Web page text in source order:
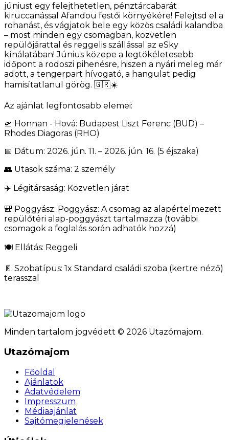
júniust egy felejthetetlen, pénztárcabarát
kiruccanással Afandou festői környékére! Felejtsd el a
rohanást, és vágjatok bele egy közös családi kalandba
– most minden egy csomagban, közvetlen
repülőjárattal és reggelis szállással az eSky
kínálatában! Június közepe a legtökéletesebb
időpont a rodoszi pihenésre, hiszen a nyári meleg már
adott, a tengerpart hívogató, a hangulat pedig
hamisítatlanul görög. 🇬🇷☀️
Az ajánlat legfontosabb elemei:
🛫 Honnan - Hová: Budapest Liszt Ferenc (BUD) –
Rhodes Diagoras (RHO)
📅 Dátum: 2026. jún. 11. – 2026. jún. 16. (5 éjszaka)
👥 Utasok száma: 2 személy
✈️ Légitársaság: Közvetlen járat
🎒 Poggyász: Poggyász: A csomag az alapértelmezett
repülőtéri alap-poggyászt tartalmazza (további
csomagok a foglalás során adhatók hozzá)
🍽️ Ellátás: Reggeli
🚪 Szobatípus: 1x Standard családi szoba (kertre néző)
terasszal
Minden tartalom jogvédett © 2026 Utazómajom.
Utazómajom
Főoldal
Ajánlatok
Adatvédelem
Impresszum
Médiaajánlat
Sajtómegjelenések